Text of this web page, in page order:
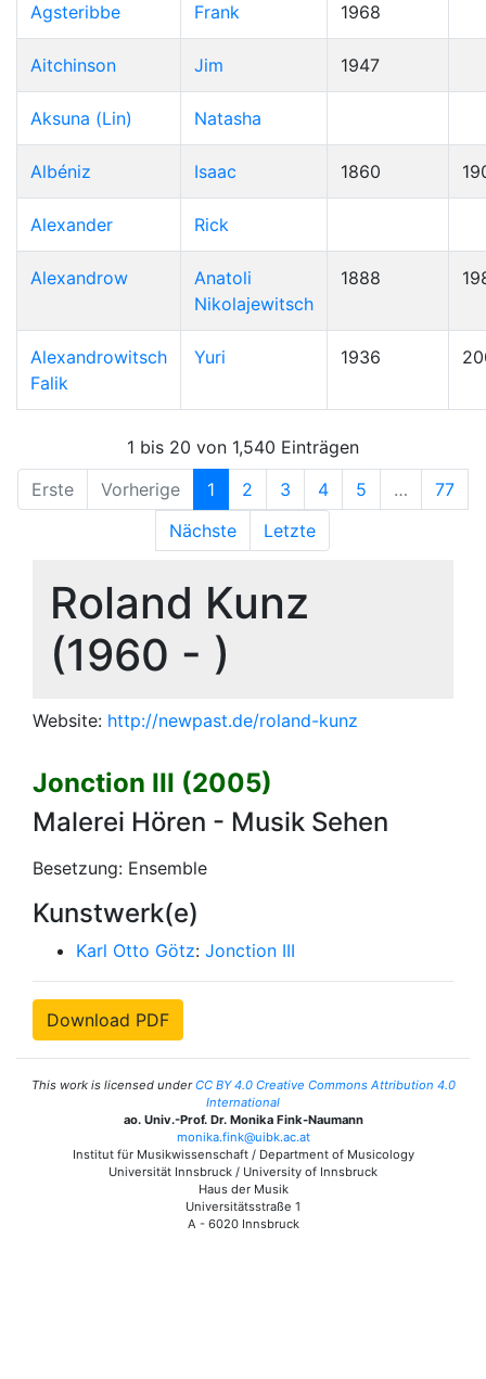
Agsteribbe Frank 1968
Aitchinson Jim 1947
Aksuna (Lin) Natasha
Albéniz Isaac 1860
Alexander Rick
Alexandrow
Anatoli
Nikolajewitsch
1888
Alexandrowitsch
Falik
Yuri 1936
1 bis 20 von 1,540 Einträgen
Erste
Vorherige 1 2 3 4 5 …
77
Nächste
Letzte
Roland Kunz
(1960 - )
Website: http://newpast.de/roland-kunz
Jonction III (2005)
Malerei Hören - Musik Sehen
Besetzung: Ensemble
Kunstwerk(e)
Karl Otto Götz: Jonction III
Download PDF
This work is licensed underCC BY 4.0 Creative Commons Attribution 4.0
International
ao. Univ.-Prof. Dr. Monika Fink-Naumann
monika.fink@uibk.ac.at
Institut für Musikwissenschaft / Department of Musicology
Universität Innsbruck / University of Innsbruck
Haus der Musik
Universitätsstraße 1
A - 6020 Innsbruck